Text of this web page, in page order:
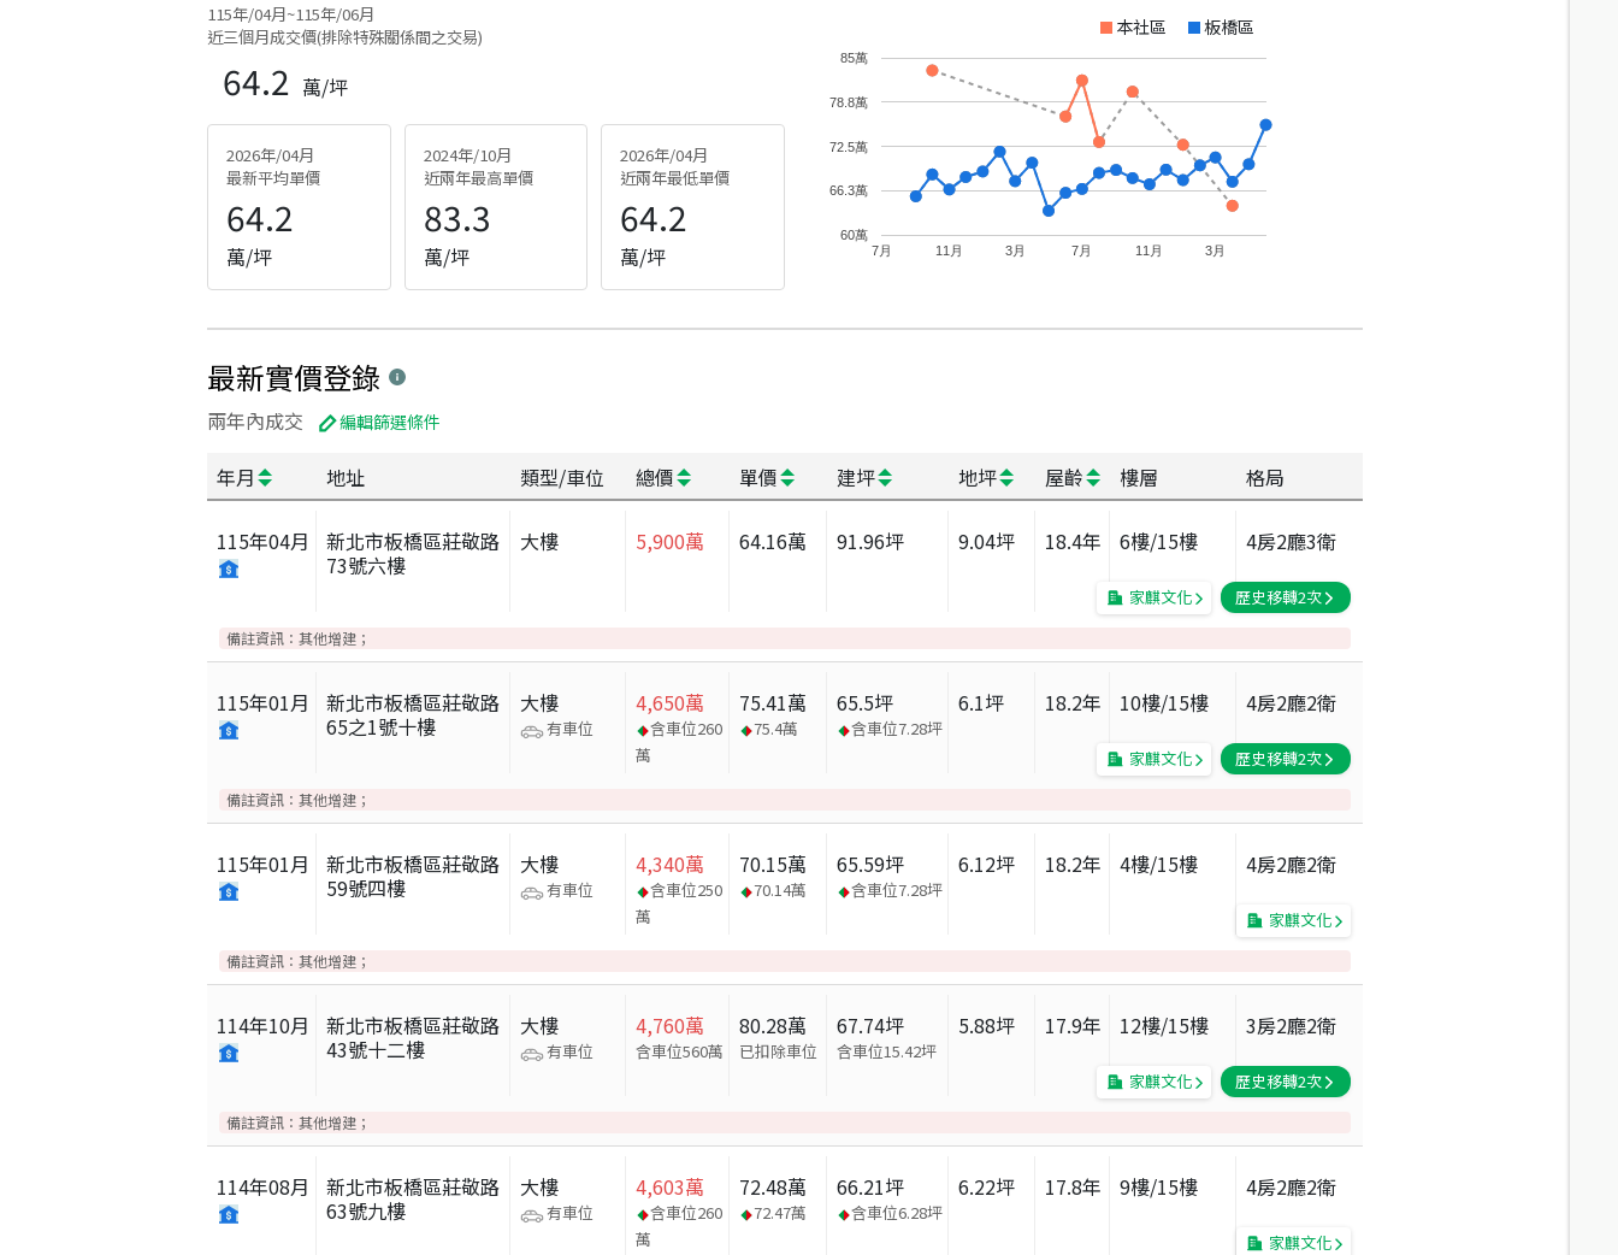
115年/04月~115年/06月
近三個月成交價(排除特殊關係間之交易)
64.2 萬/坪
2026年/04月
最新平均單價
64.2
萬/坪
2024年/10月
近兩年最高單價
83.3
萬/坪
2026年/04月
近兩年最低單價
64.2
萬/坪
本社區 板橋區
7月 11月 3月 7月 11月 3月
60萬
66.3萬
72.5萬
78.8萬
85萬
最新實價登錄
兩年內成交 編輯篩選條件
年月 地址 類型/車位 總價 單價 建坪 地坪 屋齡 樓層 格局
115年04月
新北市板橋區莊敬路
73號六樓
大樓 5,900萬 64.16萬 91.96坪 9.04坪 18.4年 6樓/15樓 4房2廳3衛
家麒文化 歷史移轉2次
備註資訊： 其他增建；
115年01月
新北市板橋區莊敬路
65之1號十樓
大樓
有車位
4,650萬
含車位260
萬
75.41萬
75.4萬
65.5坪
含車位7.28坪
6.1坪 18.2年 10樓/15樓 4房2廳2衛
家麒文化 歷史移轉2次
備註資訊： 其他增建；
115年01月
新北市板橋區莊敬路
59號四樓
大樓
有車位
4,340萬
含車位250
萬
70.15萬
70.14萬
65.59坪
含車位7.28坪
6.12坪 18.2年 4樓/15樓 4房2廳2衛
家麒文化
備註資訊： 其他增建；
114年10月
新北市板橋區莊敬路
43號十二樓
大樓
有車位
4,760萬
含車位560萬
80.28萬
已扣除車位
67.74坪
含車位15.42坪
5.88坪 17.9年 12樓/15樓 3房2廳2衛
家麒文化 歷史移轉2次
備註資訊： 其他增建；
114年08月
新北市板橋區莊敬路
63號九樓
大樓
有車位
4,603萬
含車位260
萬
72.48萬
72.47萬
66.21坪
含車位6.28坪
6.22坪 17.8年 9樓/15樓 4房2廳2衛
家麒文化